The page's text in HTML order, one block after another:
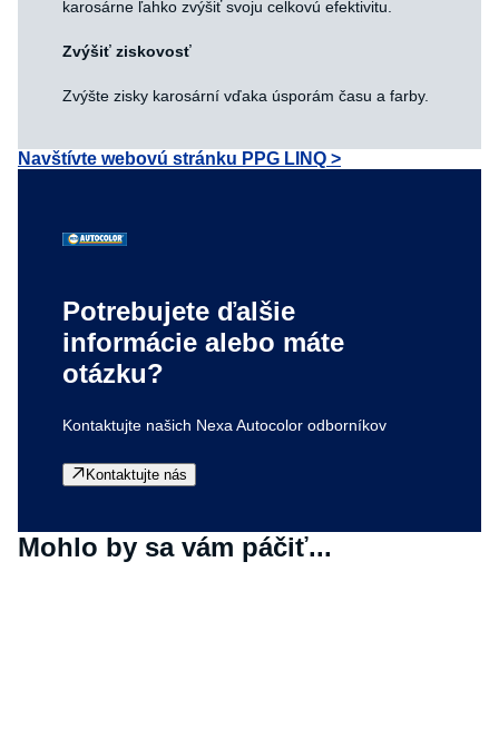
karosárne ľahko zvýšiť svoju celkovú efektivitu.
Zvýšiť ziskovosť
Zvýšte zisky karosární vďaka úsporám času a farby.
Navštívte webovú stránku PPG LINQ >
Potrebujete ďalšie
informácie alebo máte
otázku?
Kontaktujte našich Nexa Autocolor odborníkov
Kontaktujte nás
Mohlo by sa vám páčiť...